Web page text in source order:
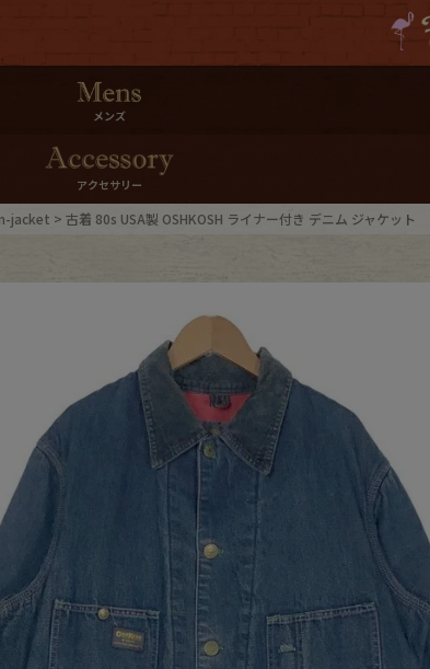
500pt＆10％Offクーポンプレゼント
LINE ID連携
International Shipping
特集一覧
スタッフコーディネート
古着卸DOCK
ズ商品カテゴリーから探す
メンズ
アクセサリー
jacket 古着 80s USA製 OSHKOSH ライナー付き デニム ジャケット